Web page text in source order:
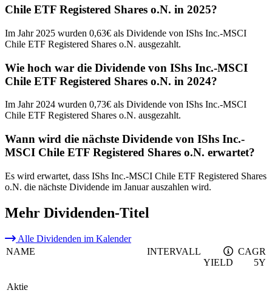
Chile ETF Registered Shares o.N. in 2025?
Im Jahr 2025 wurden 0,63€ als Dividende von IShs Inc.-MSCI
Chile ETF Registered Shares o.N. ausgezahlt.
Wie hoch war die Dividende von IShs Inc.-MSCI
Chile ETF Registered Shares o.N. in 2024?
Im Jahr 2024 wurden 0,73€ als Dividende von IShs Inc.-MSCI
Chile ETF Registered Shares o.N. ausgezahlt.
Wann wird die nächste Dividende von IShs Inc.-
MSCI Chile ETF Registered Shares o.N. erwartet?
Es wird erwartet, dass IShs Inc.-MSCI Chile ETF Registered Shares
o.N. die nächste Dividende im Januar auszahlen wird.
Mehr Dividenden-Titel
Alle Dividenden im Kalender
NAME
INTERVALL
YIELD
CAGR
5Y
Aktie